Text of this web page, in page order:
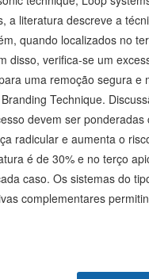
literatura descreve a
quando localizados no
disso, verifica-se um
uma remoção segura e
Technique.
devem ser
radicular e aumenta o
é de 30% e no terço
caso. Os sistemas do
complementares